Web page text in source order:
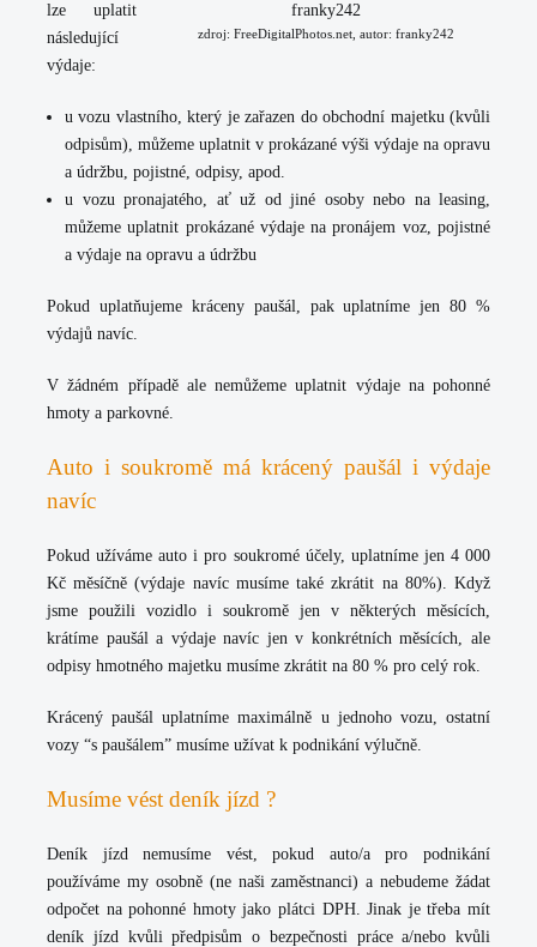
zdroj: FreeDigitalPhotos.net, autor: franky242
lze uplatit
následující
výdaje:
u vozu vlastního, který je zařazen do obchodní majetku (kvůli
odpisům), můžeme uplatnit v prokázané výši výdaje na opravu
a údržbu, pojistné, odpisy, apod.
u vozu pronajatého, ať už od jiné osoby nebo na leasing,
můžeme uplatnit prokázané výdaje na pronájem voz, pojistné
a výdaje na opravu a údržbu
Pokud uplatňujeme kráceny paušál, pak uplatníme jen 80 %
výdajů navíc.
V žádném případě ale nemůžeme uplatnit výdaje na pohonné
hmoty a parkovné.
Auto i soukromě má krácený paušál i výdaje
navíc
Pokud užíváme auto i pro soukromé účely, uplatníme jen 4 000
Kč měsíčně (výdaje navíc musíme také zkrátit na 80%). Když
jsme použili vozidlo i soukromě jen v některých měsících,
krátíme paušál a výdaje navíc jen v konkrétních měsících, ale
odpisy hmotného majetku musíme zkrátit na 80 % pro celý rok.
Krácený paušál uplatníme maximálně u jednoho vozu, ostatní
vozy “s paušálem” musíme užívat k podnikání výlučně.
Musíme vést deník jízd ?
Deník jízdnemusíme vést, pokud auto/a pro podnikání
používáme my osobně (ne naši zaměstnanci) a nebudeme žádat
odpočet na pohonné hmoty jako plátci DPH. Jinak je třeba mít
deník jízd kvůli předpisům o bezpečnosti práce a/nebo kvůli